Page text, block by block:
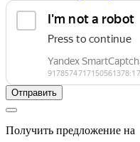
Получить предложение на